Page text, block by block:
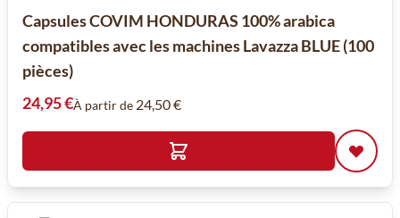
Capsules COVIM HONDURAS 100% arabica
compatibles avec les machines Lavazza BLUE (100
pièces)
24,95 €À partir de 24,50 €